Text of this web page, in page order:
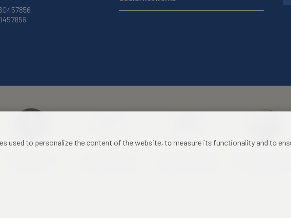
used to personalize the content of the website, to measure its functionality and to